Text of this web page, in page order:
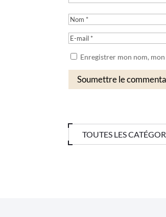
Enregistrer mon nom,
Soumettre le
TOUTES LES